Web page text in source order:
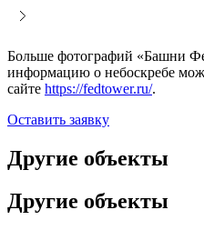
Больше фотографий «Башни
информацию о небоскребе
сайте https://fedtower.ru/.
Оставить заявку
Другие объекты
Другие объекты